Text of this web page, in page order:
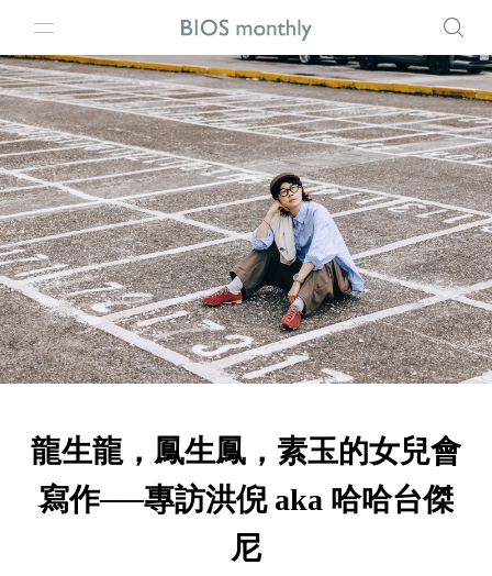
龍生龍，鳳生鳳，素玉的女兒會
寫作──專訪洪倪 aka 哈哈台傑
尼